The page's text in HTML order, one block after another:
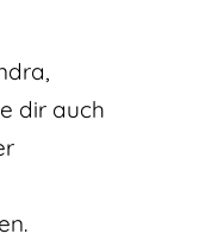
dir auch